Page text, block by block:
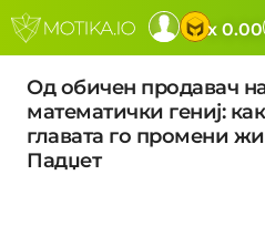
x 0.00
Од обичен продавач
математички гениј:
главата го промени
Падџет